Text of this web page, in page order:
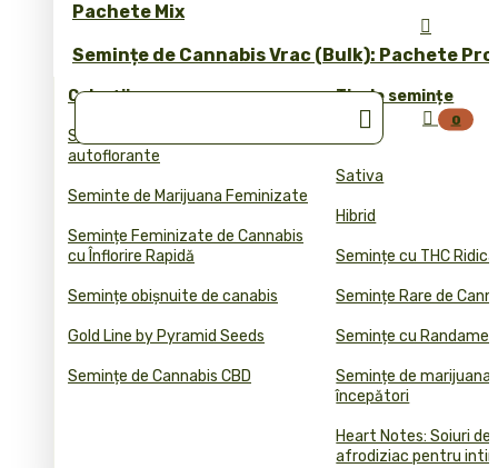
Pachete Mix
Semințe de Cannabis Vrac (Bulk): Pachete
Colecții
Semințele de cannabis
autoflorante
Seminte de Marijuana Feminizate
Semințe Feminizate de Cannabis
cu Înflorire Rapidă
Semințe obișnuite de canabis
Gold Line by Pyramid Seeds
Semințe de Cannabis CBD
Tip de semințe
Sativa
Hibrid
Semințe cu THC
Semințe Rare de
Semințe cu
Semințe de marijuana
începători
Heart Notes: Soiuri de
afrodiziac pentru


 0